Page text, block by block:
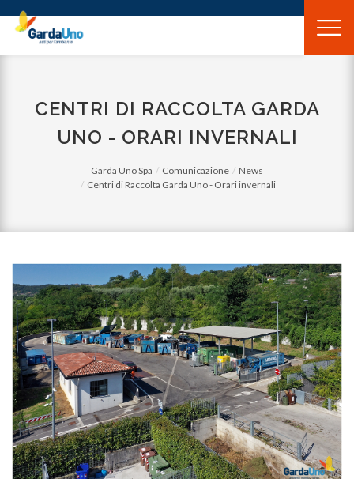
Gardauno
Spa
CENTRI DI RACCOLTA GARDA
UNO - ORARI INVERNALI
Garda Uno Spa Comunicazione
News
Centri di Raccolta Garda Uno - Orari invernali